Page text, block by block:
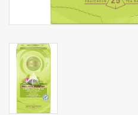
Matériel d'emballage
Fournitures de bureau